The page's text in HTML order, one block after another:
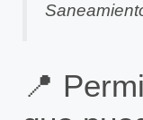
📍